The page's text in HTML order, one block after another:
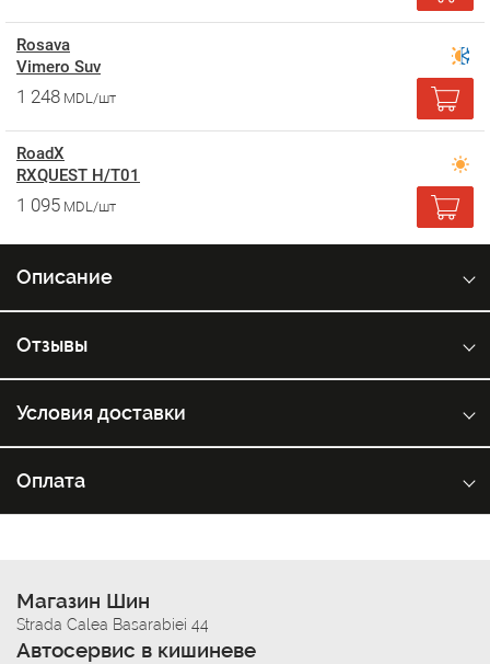
Rosava
Vimero Suv
1 248 MDL/шт
RoadX
RXQUEST H/T01
1 095 MDL/шт
Описание
Отзывы
Условия доставки
Оплата
Магазин Шин
Strada Calea Basarabiei 44
Автосервис в кишиневе